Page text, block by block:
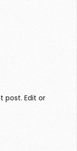
post. Edit or